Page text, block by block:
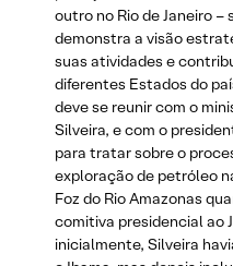
outro no Rio de Janeiro
demonstra a visão
suas atividades e
diferentes Estados do
deve se reunir com o
Silveira, e com o
para tratar sobre o
exploração de petróleo
Foz do Rio Amazonas
comitiva presidencial ao
inicialmente, Silveira